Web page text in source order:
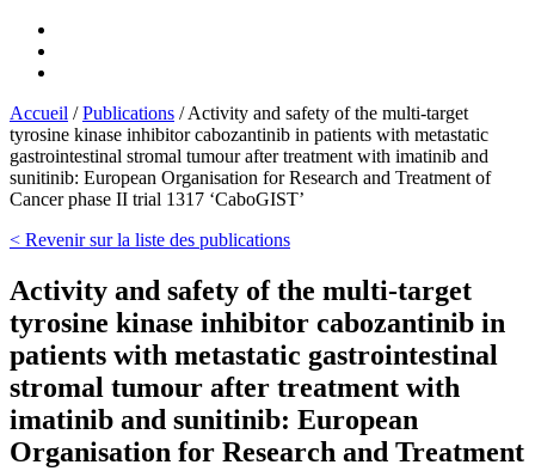
Accueil /Publications /Activity and safety of the multi-target
tyrosine kinase inhibitor cabozantinib in patients with metastatic
gastrointestinal stromal tumour after treatment with imatinib and
sunitinib: European Organisation for Research and Treatment of
Cancer phase II trial 1317 ‘CaboGIST’
< Revenir sur la liste des publications
Activity and safety of the multi-target
tyrosine kinase inhibitor cabozantinib in
patients with metastatic gastrointestinal
stromal tumour after treatment with
imatinib and sunitinib: European
Organisation for Research and Treatment